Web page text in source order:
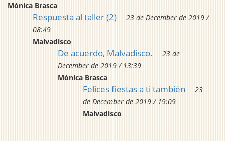
Mónica Brasca
Respuesta al taller (2)
23 de December de 2019 /
08:49
Malvadisco
De acuerdo, Malvadisco.
23 de
December de 2019 / 13:39
Mónica Brasca
Felices fiestas a ti también
23
de December de 2019 / 19:09
Malvadisco